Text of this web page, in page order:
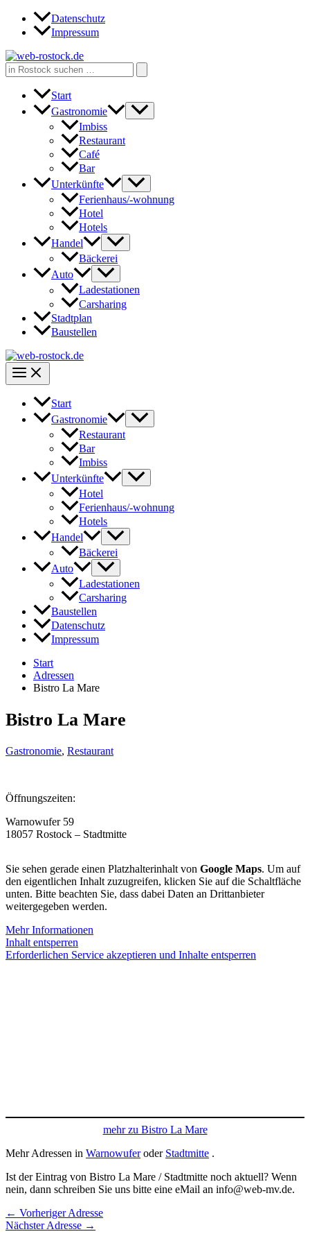
Zum
Inhalt
Datenschutz
Impressum
Search
for:
Start
Gastronomie
Imbiss
Restaurant
Café
Bar
Unterkünfte
Ferienhaus/-wohnung
Hotel
Hotels
Handel
Bäckerei
Auto
Ladestationen
Carsharing
Stadtplan
Baustellen
Start
Gastronomie
Restaurant
Bar
Imbiss
Unterkünfte
Hotel
Ferienhaus/-wohnung
Hotels
Handel
Bäckerei
Auto
Ladestationen
Carsharing
Baustellen
Datenschutz
Impressum
Start
Adressen
Bistro La Mare
Bistro La Mare
Gastronomie, Restaurant
Öffnungszeiten:
Warnowufer 59
18057 Rostock – Stadtmitte
Sie sehen gerade einen Platzhalterinhalt von Google Maps. Um auf
den eigentlichen Inhalt zuzugreifen, klicken Sie auf die Schaltfläche
unten. Bitte beachten Sie, dass dabei Daten an Drittanbieter
weitergegeben werden.
Mehr Informationen
Inhalt entsperren
Erforderlichen Service akzeptieren und Inhalte entsperren
mehr zu Bistro La Mare
Mehr Adressen in Warnowuferoder Stadtmitte .
Ist der Eintrag von Bistro La Mare / Stadtmitte noch aktuell? Wenn
nein, dann schreiben Sie uns bitte eine eMail an info@web-mv.de.
← Vorheriger Adresse
Nächster Adresse →